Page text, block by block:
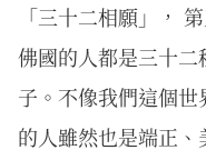
「三十二相願」，
佛國的人都是三十
子。不像我們這個
的人雖然也是端正